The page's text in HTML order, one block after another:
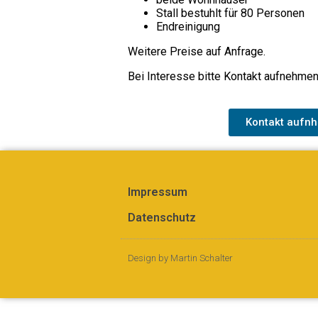
Stall bestuhlt für 80 Personen
Endreinigung
Weitere Preise auf Anfrage.
Bei Interesse bitte Kontakt
Kontakt
Impressum
Datenschutz
Design by Martin Schalter